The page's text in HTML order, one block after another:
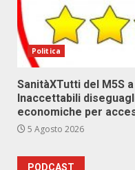
Politica
SanitàXTutti del M5S
Inaccettabili
economiche per
5 Agosto 2026
PODCAST